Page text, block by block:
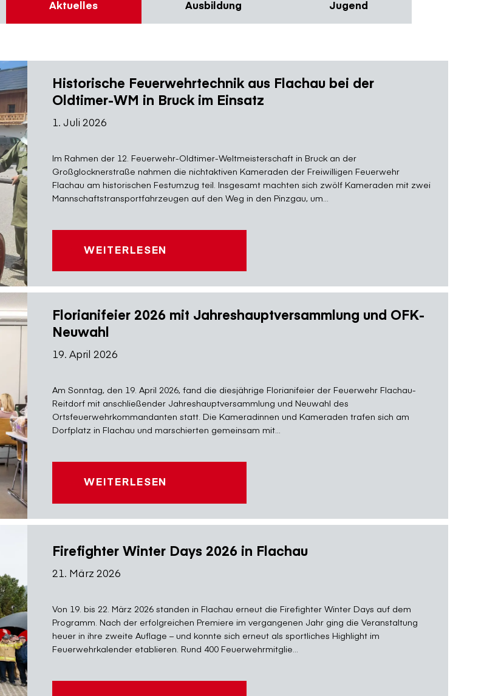
Aktuelles Ausbildung Jugend
1. Juli 2026
Historische Feuerwehrtechnik aus Flachau bei der
Oldtimer-WM in Bruck im Einsatz
Im Rahmen der 12. Feuerwehr-Oldtimer-Weltmeisterschaft in Bruck an der
Großglocknerstraße nahmen die nichtaktiven Kameraden der Freiwilligen Feuerwehr
Flachau am historischen Festumzug teil. Insgesamt machten sich zwölf Kameraden mit zwei
Mannschaftstransportfahrzeugen auf den Weg in den Pinzgau, um...
WEITERLESEN
19. April 2026
Florianifeier 2026 mit Jahreshauptversammlung und OFK-
Neuwahl
Am Sonntag, den 19. April 2026, fand die diesjährige Florianifeier der Feuerwehr Flachau-
Reitdorf mit anschließender Jahreshauptversammlung und Neuwahl des
Ortsfeuerwehrkommandanten statt. Die Kameradinnen und Kameraden trafen sich am
Dorfplatz in Flachau und marschierten gemeinsam mit...
WEITERLESEN
21. März 2026
Firefighter Winter Days 2026 in Flachau
Von 19. bis 22. März 2026 standen in Flachau erneut die Firefighter Winter Days auf dem
Programm. Nach der erfolgreichen Premiere im vergangenen Jahr ging die Veranstaltung
heuer in ihre zweite Auflage – und konnte sich erneut als sportliches Highlight im
Feuerwehrkalender etablieren. Rund 400 Feuerwehrmitglie...